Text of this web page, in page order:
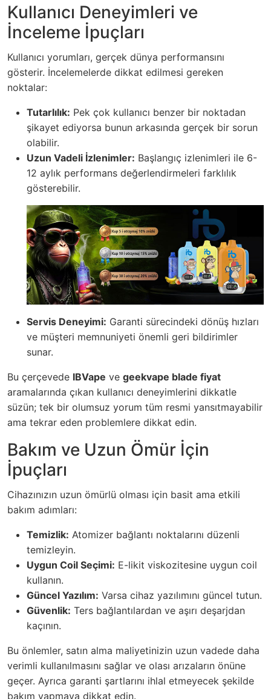
Kullanıcı Deneyimleri ve
İnceleme İpuçları
Kullanıcı yorumları, gerçek dünya performansını
gösterir. İncelemelerde dikkat edilmesi gereken
noktalar:
Tutarlılık: Pek çok kullanıcı benzer bir noktadan
şikayet ediyorsa bunun arkasında gerçek bir sorun
olabilir.
Uzun Vadeli İzlenimler: Başlangıç izlenimleri ile 6-
12 aylık performans değerlendirmeleri farklılık
gösterebilir.
Servis Deneyimi: Garanti sürecindeki dönüş hızları
ve müşteri memnuniyeti önemli geri bildirimler
sunar.
Bu çerçevede IBVape ve geekvape blade fiyat
aramalarında çıkan kullanıcı deneyimlerini dikkatle
süzün; tek bir olumsuz yorum tüm resmi yansıtmayabilir
ama tekrar eden problemlere dikkat edin.
Bakım ve Uzun Ömür İçin
İpuçları
Cihazınızın uzun ömürlü olması için basit ama etkili
bakım adımları:
Temizlik: Atomizer bağlantı noktalarını düzenli
temizleyin.
Uygun Coil Seçimi: E-likit viskozitesine uygun coil
kullanın.
Güncel Yazılım: Varsa cihaz yazılımını güncel tutun.
Güvenlik: Ters bağlantılardan ve aşırı deşarjdan
kaçının.
Bu önlemler, satın alma maliyetinizin uzun vadede daha
verimli kullanılmasını sağlar ve olası arızaların önüne
geçer. Ayrıca garanti şartlarını ihlal etmeyecek şekilde
bakım yapmaya dikkat edin.